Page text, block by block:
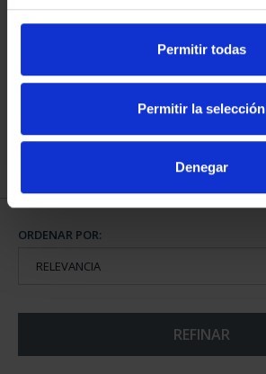
Permitir todas
Permitir la selección
Denegar
CIUDADES PATRIMONIO
73,00 €
ORDENAR POR:
REFINAR